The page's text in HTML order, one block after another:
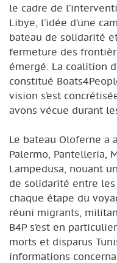
le cadre de
Libye, l’idée d’une
bateau de solidarité
fermeture des
émergé. La coalition
constitué
vision s’est
avons vécue durant
Le bateau Oloferne a
Palermo, Pantelleria,
Lampedusa, nouant
de solidarité entre
chaque étape du
réuni migrants,
B4P s’est en
morts et disparus
informations